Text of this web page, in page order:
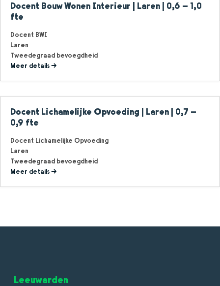
Docent Bouw Wonen Interieur | Laren | 0,6 – 1,0
fte
Docent BWI
Laren
Tweedegraad bevoegdheid
Meer details
Docent Lichamelijke Opvoeding | Laren | 0,7 –
0,9 fte
Docent Lichamelijke Opvoeding
Laren
Tweedegraad bevoegdheid
Meer details
Leeuwarden